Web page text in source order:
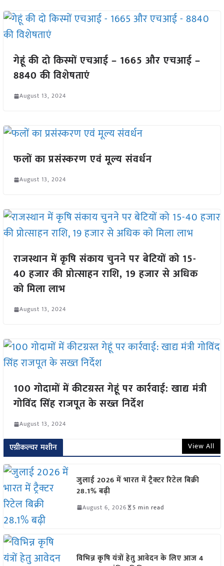
गेहूं की दो किस्मों एचआई – 1665 और एचआई –
8840 की विशेषताएं
August 13, 2024
फलों का प्रसंस्करण एवं मूल्य संवर्धन
August 13, 2024
राजस्थान में कृषि संकाय चुनने पर बेटियों को 15-
40 हजार की प्रोत्साहन राशि, 19 हजार से अधिक
को मिला लाभ
August 13, 2024
100 गोदामों में कीटग्रस्त गेहूं पर कार्रवाई: खाद्य मंत्री
गोविंद सिंह राजपूत के सख्त निर्देश
August 13, 2024
एग्रीकल्चर मशीन View All
जुलाई 2026 में भारत में ट्रैक्टर रिटेल बिक्री
28.1% बढ़ी
August 6, 2026 5 min read
विभिन्न कृषि यंत्रों हेतु आवेदन के लिए आज 4